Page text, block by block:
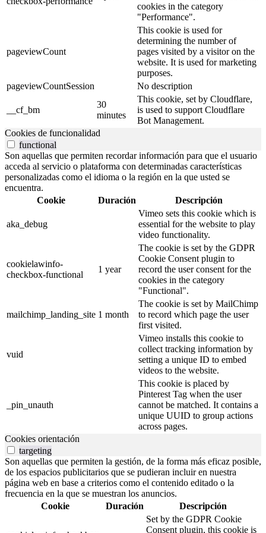
cookies in the category
"Performance".
pageviewCount
This cookie is used for
determining the number of
pages visited by a visitor on the
website. It is used for marketing
purposes.
pageviewCountSession
No description
__cf_bm
30
minutes
This cookie, set by Cloudflare,
is used to support Cloudflare
Bot Management.
Cookies de funcionalidad
functional
Son aquellas que permiten recordar información para que el usuario
acceda al servicio o plataforma con determinadas características
personalizadas como el idioma o la región en la que usted se
encuentra.
Cookie
Duración Descripción
aka_debug
Vimeo sets this cookie which is
essential for the website to play
video functionality.
cookielawinfo-
checkbox-functional
1 year
The cookie is set by the GDPR
Cookie Consent plugin to
record the user consent for the
cookies in the category
"Functional".
mailchimp_landing_site 1 month
The cookie is set by MailChimp
to record which page the user
first visited.
vuid
Vimeo installs this cookie to
collect tracking information by
setting a unique ID to embed
videos to the website.
_pin_unauth
This cookie is placed by
Pinterest Tag when the user
cannot be matched. It contains a
unique UUID to group actions
across pages.
Cookies orientación
targeting
Son aquellas que permiten la gestión, de la forma más eficaz posible,
de los espacios publicitarios que se pudieran incluir en nuestra
página web en base a criterios como el contenido editado o la
frecuencia en la que se muestran los anuncios.
Cookie
Duración Descripción
Set by the GDPR Cookie
Consent plugin, this cookie is